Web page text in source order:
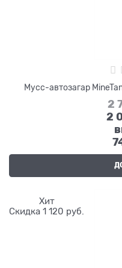
Мусс-автозагар
2
2
Хит
Скидка 1 120 руб.